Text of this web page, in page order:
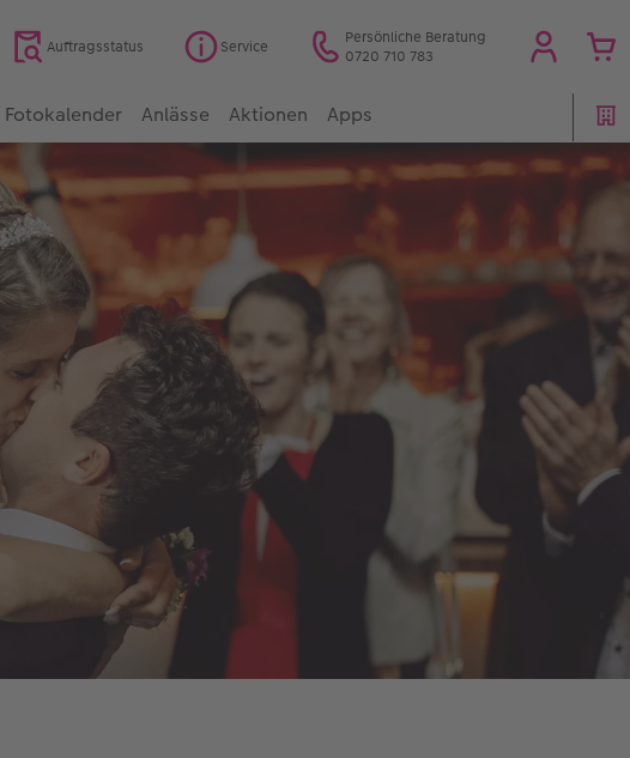
Auftragsstatus Service
Persönliche Beratung
0720 710 783
Fotokalender Anlässe Aktionen Apps